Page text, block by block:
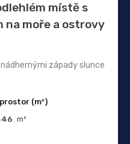
místě s
na moře a ostrovy
západy slunce
(m²)
m²